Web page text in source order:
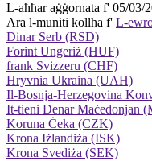
L-aħħar aġġornata f' 05/03/
Ara l-muniti kollha f' L-
Dinar Serb (RSD)
Forint Ungeriż (HUF)
frank Svizzeru (CHF)
Hryvnia Ukraina (UAH)
Il-Bosnja-Ħerzegovina
It-tieni Denar Maċedonjan
Koruna Ċeka (CZK)
Krona Iżlandiża (ISK)
Krona Svediża (SEK)